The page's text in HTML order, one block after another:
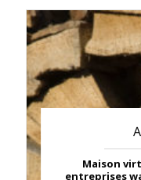
Maison
entreprises